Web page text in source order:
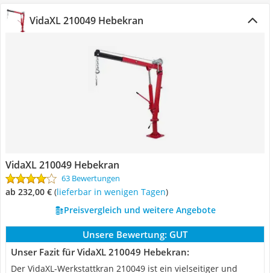
VidaXL 210049 Hebekran
VidaXL 210049 Hebekran
63 Bewertungen
ab 232,00 € ( Lieferbar in wenigen Tagen)
Preisvergleich und weitere Angebote
Unsere Bewertung: GUT
Unser Fazit für VidaXL 210049 Hebekran:
Der VidaXL-Werkstattkran ‎210049 ist ein vielseitiger und